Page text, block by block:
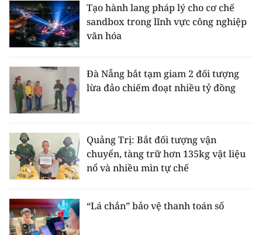
Tạo hành lang pháp lý cho cơ chế
sandbox trong lĩnh vực công nghiệp
văn hóa
Đà Nẵng bắt tạm giam 2 đối tượng
lừa đảo chiếm đoạt nhiều tỷ đồng
Quảng Trị: Bắt đối tượng vận
chuyển, tàng trữ hơn 135kg vật liệu
nổ và nhiều mìn tự chế
“Lá chắn” bảo vệ thanh toán số